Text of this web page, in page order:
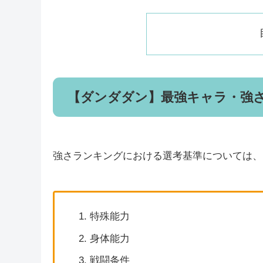
【ダンダダン】最強キャラ・強
強さランキングにおける選考基準については
特殊能力
身体能力
戦闘条件